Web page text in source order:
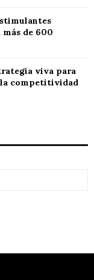
más de 600
viva para
competitividad